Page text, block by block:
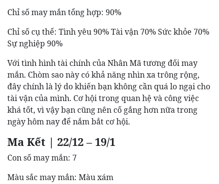
Chỉ số may mắn tổng hợp: 90%
Chỉ số cụ thể: Tình yêu 90% Tài vận 70% Sức khỏe 70%
Sự nghiệp 90%
Với tình hình tài chính của Nhân Mã tương đối may
mắn. Chòm sao này có khả năng nhìn xa trông rộng,
đây chính là lý do khiến bạn không cần quá lo ngại cho
tài vận của mình. Cơ hội trong quan hệ và công việc
khá tốt, vì vậy bạn cũng nên cố gắng hơn nữa trong
ngày hôm nay để nắm bắt cơ hội.
Ma Kết | 22/12 – 19/1
Con số may mắn: 7
Màu sắc may mắn: Màu xám